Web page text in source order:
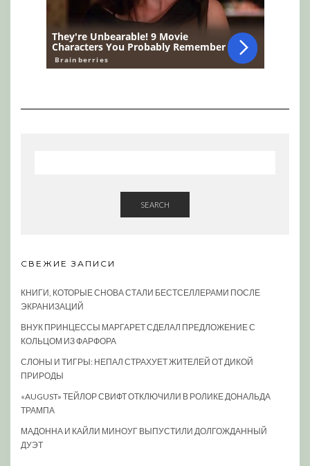
SEARCH
СВЕЖИЕ ЗАПИСИ
КНИГИ, КОТОРЫЕ СНОВА СТАЛИ БЕСТСЕЛЛЕРАМИ ПОСЛЕ
ЭКРАНИЗАЦИЙ
ВНУК ПРИНЦЕССЫ МАРГАРЕТ СДЕЛАЛ ПРЕДЛОЖЕНИЕ С
КОЛЬЦОМ ИЗ ФАРФОРА
СЛОНЫ И ТИГРЫ: НЕПАЛ СТРАХУЕТ ЖИТЕЛЕЙ ОТ ДИКОЙ
ПРИРОДЫ
«AUGUST» ТЕЙЛОР СВИФТ ОТКЛЮЧИЛИ В РОЛИКЕ ДОНАЛЬДА
ТРАМПА
МАДОННА И КАЙЛИ МИНОУГ ВЫПУСТИЛИ ДОЛГОЖДАННЫЙ
ДУЭТ